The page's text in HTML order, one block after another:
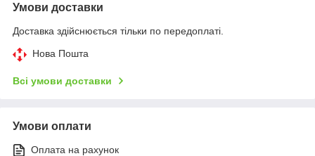
Умови доставки
Доставка здійснюється тільки по передоплаті.
Нова Пошта
Всі умови доставки
Умови оплати
Оплата на рахунок